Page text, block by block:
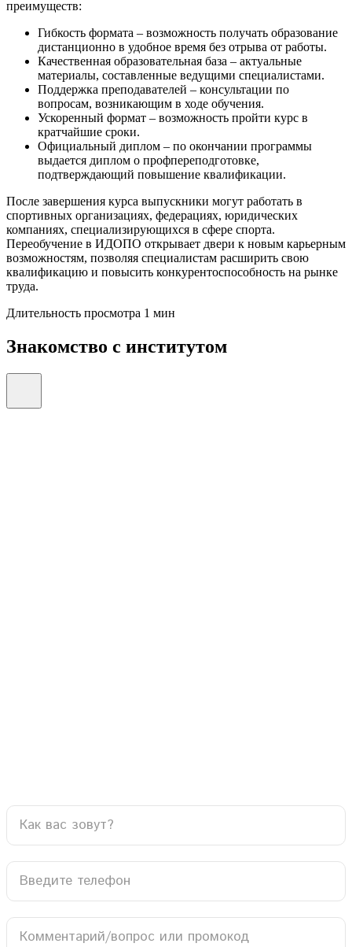
преимуществ:
Гибкость формата – возможность получать образование
дистанционно в удобное время без отрыва от работы.
Качественная образовательная база – актуальные
материалы, составленные ведущими специалистами.
Поддержка преподавателей – консультации по
вопросам, возникающим в ходе обучения.
Ускоренный формат – возможность пройти курс в
кратчайшие сроки.
Официальный диплом – по окончании программы
выдается диплом о профпереподготовке,
подтверждающий повышение квалификации.
После завершения курса выпускники могут работать в
спортивных организациях, федерациях, юридических
компаниях, специализирующихся в сфере спорта.
Переобучение в ИДОПО открывает двери к новым карьерным
возможностям, позволяя специалистам расширить свою
квалификацию и повысить конкурентоспособность на рынке
труда.
Длительность просмотра 1 мин
Знакомство с институтом